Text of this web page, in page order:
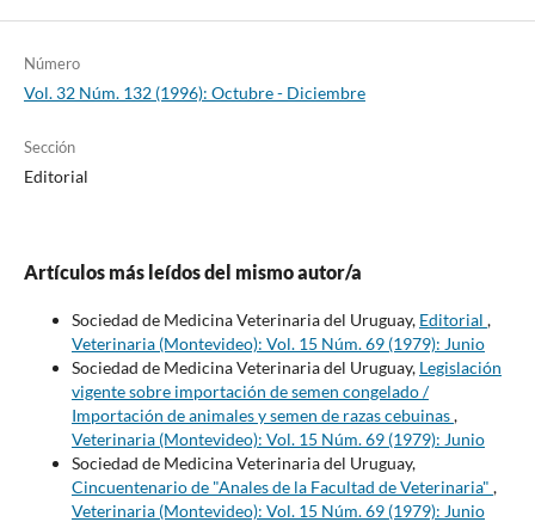
Número
Vol. 32 Núm. 132 (1996): Octubre - Diciembre
Sección
Editorial
Artículos más leídos del mismo autor/a
Sociedad de Medicina Veterinaria del Uruguay, Editorial ,
Veterinaria (Montevideo): Vol. 15 Núm. 69 (1979): Junio
Sociedad de Medicina Veterinaria del Uruguay, Legislación
vigente sobre importación de semen congelado /
Importación de animales y semen de razas cebuinas,
Veterinaria (Montevideo): Vol. 15 Núm. 69 (1979): Junio
Sociedad de Medicina Veterinaria del Uruguay,
Cincuentenario de "Anales de la Facultad de Veterinaria" ,
Veterinaria (Montevideo): Vol. 15 Núm. 69 (1979): Junio